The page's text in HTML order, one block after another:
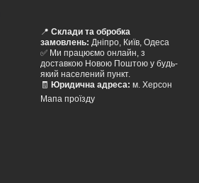
📍 Склади та обробка
замовлень: Дніпро, Київ, Одеса
✅ Ми працюємо онлайн, з
доставкою Новою Поштою у будь-
який населений пункт.
🧾 Юридична адреса: м. Херсон
Мапа проїзду